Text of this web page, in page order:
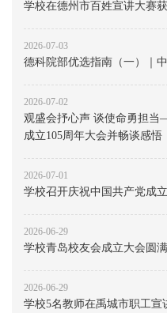
学校在德州市百姓宣讲大赛
2026-07-03
德科院部优选指南（一）｜
2026-07-02
观盛会抒心声 谈使命勇担
成立105周年大会并畅谈感悟
2026-07-01
学校召开庆祝中国共产党成
2026-06-29
学校青岛校友会成立大会圆
2026-06-29
学校5名教师在禹城市职工宣